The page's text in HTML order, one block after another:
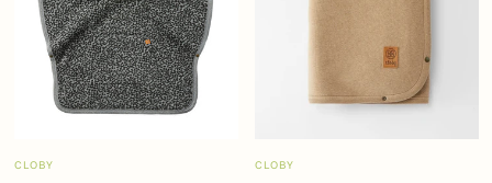
CLOBY CLOBY